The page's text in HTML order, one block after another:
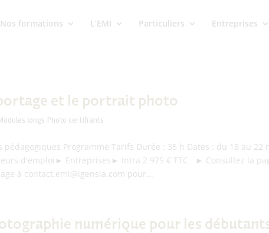
Nos formations L’EMI Particuliers Entreprises
et le portrait photo
longs Photo certifiants
pédagogiques Programme Tarifs Durée : 35 h Dates : du 18 au
d'emploi► Entreprises► Intra 2 975 € TTC ► Consultez la
à contact.emi@igensia.com pour...
numérique pour les